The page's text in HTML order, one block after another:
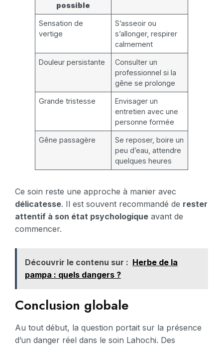
possible
Sensation de
vertige
S’asseoir ou
s’allonger, respirer
calmement
Douleur persistante
Consulter un
professionnel si la
gêne se prolonge
Grande tristesse
Envisager un
entretien avec une
personne formée
Gêne passagère
Se reposer, boire un
peu d’eau, attendre
quelques heures
Ce soin reste une approche à manier avec
délicatesse. Il est souvent recommandé de rester
attentif à son état psychologique avant de
commencer.
Découvrir le contenu sur : Herbe de la
pampa : quels dangers ?
Conclusion globale
Au tout début, la question portait sur la présence
d’un danger réel dans le soin Lahochi. Des